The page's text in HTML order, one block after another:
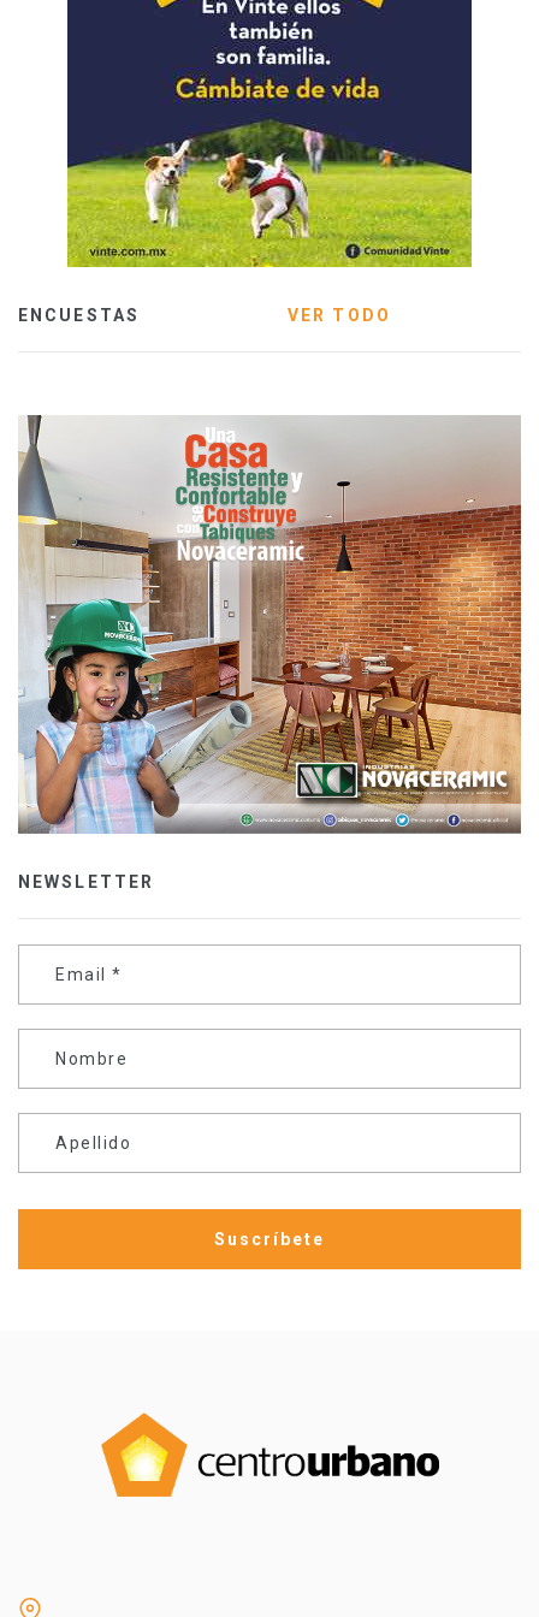
ENCUESTAS VER TODO
NEWSLETTER
Email *
Nombre
Apellido